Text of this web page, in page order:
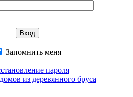
Запомнить меня
пароля
из деревянного бруса